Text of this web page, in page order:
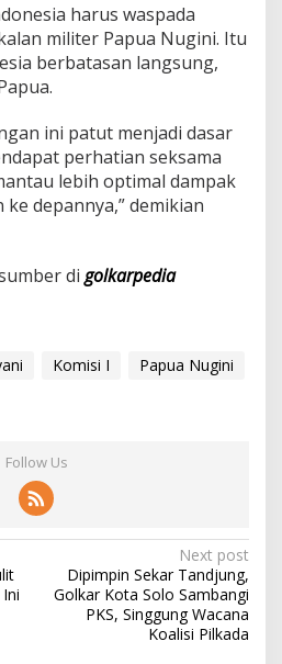
harus waspada
militer Papua Nugini. Itu
berbatasan langsung,
ini patut menjadi dasar
perhatian seksama
lebih optimal dampak
depannya,” demikian
digolkarpedia
Komisi I
Papua Nugini
Follow Us
Next post
Dipimpin Sekar Tandjung,
Golkar Kota Solo Sambangi
PKS, Singgung Wacana
Koalisi Pilkada